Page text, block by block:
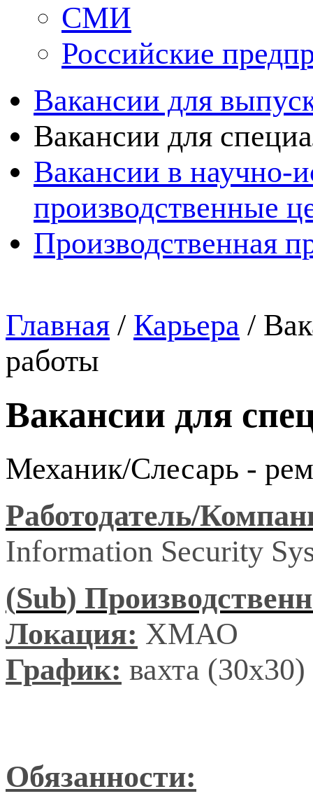
СМИ
Российские
Вакансии для
Вакансии для
Вакансии в научно-
производственные
Производственная
Главная / Карьера /
работы
Вакансии для
Механик/Слесарь -
Работодатель/
Information Security
(Sub)
Локация: ХМАО
График: вахта
Обязанности: